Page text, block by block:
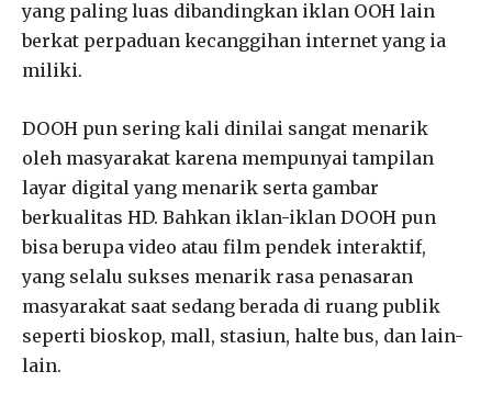
yang paling luas dibandingkan iklan OOH lain
berkat perpaduan kecanggihan internet yang ia
miliki.
DOOH pun sering kali dinilai sangat menarik
oleh masyarakat karena mempunyai tampilan
layar digital yang menarik serta gambar
berkualitas HD. Bahkan iklan-iklan DOOH pun
bisa berupa video atau film pendek interaktif,
yang selalu sukses menarik rasa penasaran
masyarakat saat sedang berada di ruang publik
seperti bioskop, mall, stasiun, halte bus, dan lain-
lain.